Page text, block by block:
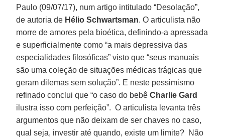
Paulo (09/07/17), num artigo intitulado “Desolação”,
de autoria de Hélio Schwartsman. O articulista não
morre de amores pela bioética, definindo-a apressada
e superficialmente como “a mais depressiva das
especialidades filosóficas” visto que “seus manuais
são uma coleção de situações médicas trágicas que
geram dilemas sem solução”. E neste pessimismo
refinado conclui que “o caso do bebêCharlie Gard
ilustra isso com perfeição”. O articulista levanta três
argumentos que não deixam de ser chaves no caso,
qual seja, investir até quando, existe um limite? Não